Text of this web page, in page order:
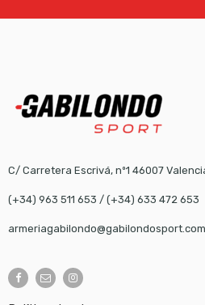
C/ Carretera Escrivá, nº1 46007
(+34) 963 511 653 / (+34) 633 472 653
armeriagabilondo@gabilondosport.com